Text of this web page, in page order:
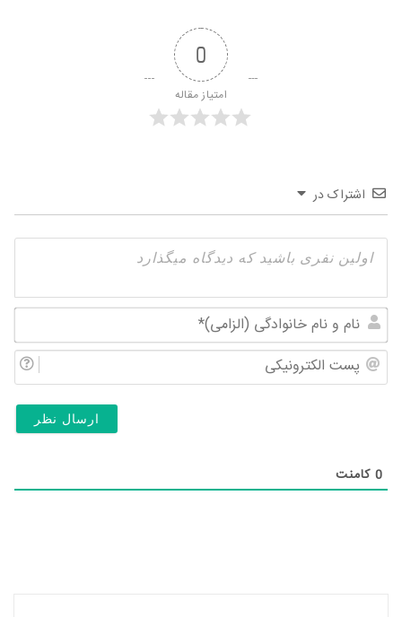
0
امتیاز مقاله
اشتراک در
و
0 کامنت